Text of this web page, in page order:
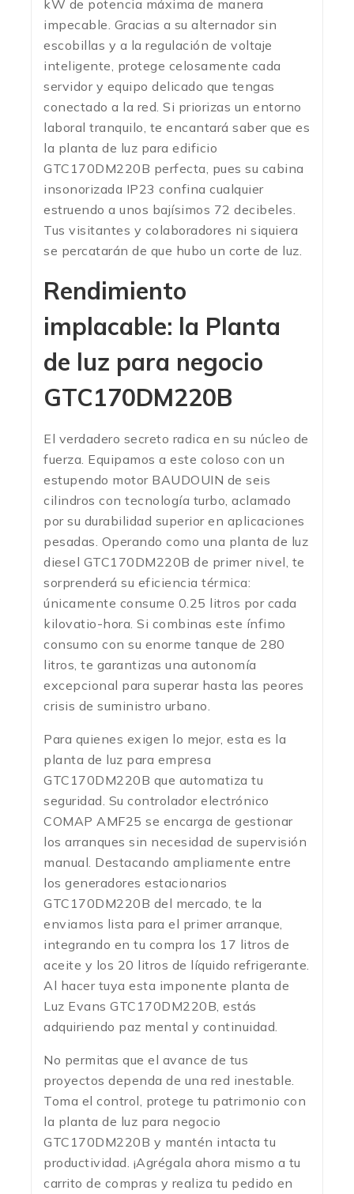
kW de potencia máxima de manera
impecable. Gracias a su alternador sin
escobillas y a la regulación de voltaje
inteligente, protege celosamente cada
servidor y equipo delicado que tengas
conectado a la red. Si priorizas un entorno
laboral tranquilo, te encantará saber que es
la planta de luz para edificio
GTC170DM220B perfecta, pues su cabina
insonorizada IP23 confina cualquier
estruendo a unos bajísimos 72 decibeles.
Tus visitantes y colaboradores ni siquiera
se percatarán de que hubo un corte de luz.
Rendimiento
implacable: la Planta
de luz para negocio
GTC170DM220B
El verdadero secreto radica en su núcleo de
fuerza. Equipamos a este coloso con un
estupendo motor BAUDOUIN de seis
cilindros con tecnología turbo, aclamado
por su durabilidad superior en aplicaciones
pesadas. Operando como una planta de luz
diesel GTC170DM220B de primer nivel, te
sorprenderá su eficiencia térmica:
únicamente consume 0.25 litros por cada
kilovatio-hora. Si combinas este ínfimo
consumo con su enorme tanque de 280
litros, te garantizas una autonomía
excepcional para superar hasta las peores
crisis de suministro urbano.
Para quienes exigen lo mejor, esta es la
planta de luz para empresa
GTC170DM220B que automatiza tu
seguridad. Su controlador electrónico
COMAP AMF25 se encarga de gestionar
los arranques sin necesidad de supervisión
manual. Destacando ampliamente entre
los generadores estacionarios
GTC170DM220B del mercado, te la
enviamos lista para el primer arranque,
integrando en tu compra los 17 litros de
aceite y los 20 litros de líquido refrigerante.
Al hacer tuya esta imponente planta de
Luz Evans GTC170DM220B, estás
adquiriendo paz mental y continuidad.
No permitas que el avance de tus
proyectos dependa de una red inestable.
Toma el control, protege tu patrimonio con
la planta de luz para negocio
GTC170DM220B y mantén intacta tu
productividad. ¡Agrégala ahora mismo a tu
carrito de compras y realiza tu pedido en